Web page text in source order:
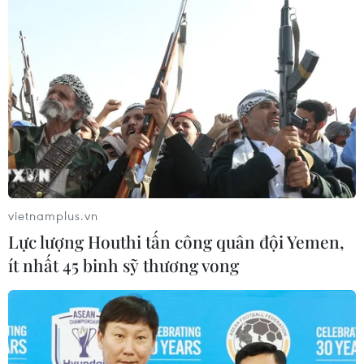
Khẩn trường khám nghiệm
hiện trường, điều tra nguyên nhân
vụ cháy chợ Biên Hòa
06/08/2026 04:37
Nâng cao hiệu quả đấu tranh phòng,
chống tội phạm và vi phạm pháp luật
06/08/2026 04:13
Cảnh báo thủ đoạn lừa đảo đưa lao
động thời vụ sang Hàn Quốc
06/08/2026 04:11
vietnamplus.vn
Lực lượng Houthi tấn công quân đội Yemen,
ít nhất 45 binh sỹ thương vong